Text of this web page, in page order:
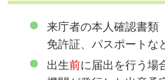
来庁者の本人確認書類
免許証、パスポートな
出生前に届出を行う場